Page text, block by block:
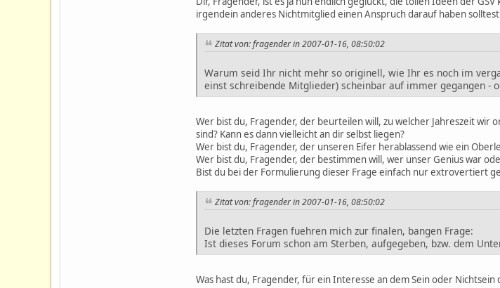
irgendein anderes Nichtmitglied einen Anspruch darauf haben
Zitat von: fragender in 2007-01-16, 08:50:02
Warum seid Ihr nicht mehr so originell, wie Ihr es noch im
einst schreibende Mitglieder) scheinbar auf immer gegangen -
Wer bist du, Fragender, der beurteilen will, zu welcher Jahreszeit wir
sind? Kann es dann vielleicht an dir selbst liegen?
Wer bist du, Fragender, der unseren Eifer herablassend wie ein
Wer bist du, Fragender, der bestimmen will, wer unser Genius war
Bist du bei der Formulierung dieser Frage einfach nur extrovertiert
Zitat von: fragender in 2007-01-16, 08:50:02
Die letzten Fragen fuehren mich zur finalen, bangen Frage:
Ist dieses Forum schon am Sterben, aufgegeben, bzw. dem
Was hast du, Fragender, für ein Interesse an dem Sein oder Nichtsein